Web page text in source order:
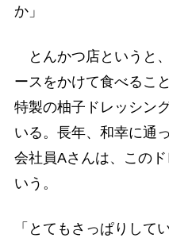
か」
とんかつ店というと
ースをかけて食べるこ
特製の柚子ドレッシン
いる。長年、和幸に通
会社員Aさんは、この
いう。
「とてもさっぱりして